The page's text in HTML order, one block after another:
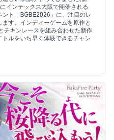
インテックス大阪で開催される
ト「BGBE2026」に、注目のレ
す。インディーゲームを原作と
チキンレースを組み合わせた新作
ルをいち早く体験できるチャン